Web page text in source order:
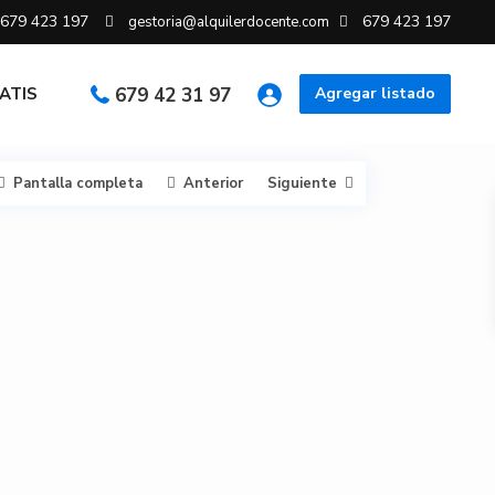
679 423 197 gestoria@alquilerdocente.com 679 423 197
Agregar listado
679 42 31 97
Pantalla completa Anterior Siguiente